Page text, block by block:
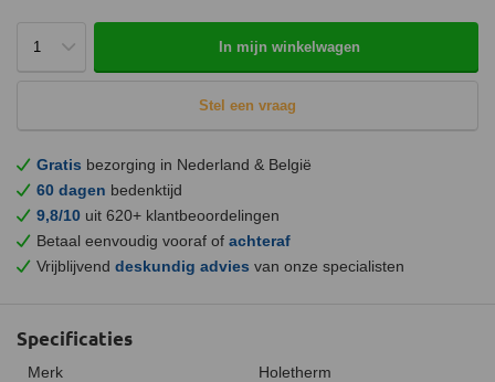
In mijn winkelwagen
Stel een vraag
Gratis bezorging in Nederland & België
60 dagen bedenktijd
9,8/10 uit 620+ klantbeoordelingen
Betaal eenvoudig vooraf of achteraf
Vrijblijvend deskundig advies van onze specialisten
Specificaties
Merk Holetherm